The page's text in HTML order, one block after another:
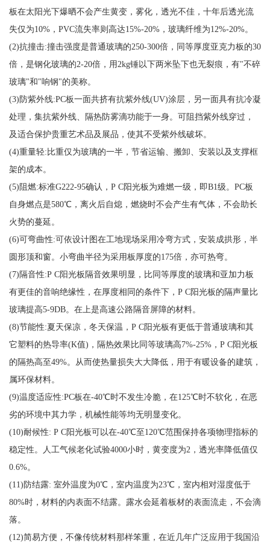
板在太阳光下爆晒不会产生黄变，雾化，透光不佳，十年后透光流
失仅为10%，PVC流失率则高达15%-20%，玻璃纤维为12%-20%。
(2)抗撞击:撞击强度是普通玻璃的250-300倍，同等厚度亚克力板的30
倍，是钢化玻璃的2-20倍，用2kg锤以下两米坠下也无裂痕，有"不碎
玻璃"和"响钢"的美称。
(3)防紫外线:PC板一面共挤有抗紫外线(UV)涂层，另一面具有抗冷凝
处理，集抗紫外线、隔热防雾滴功能于一身。可阻挡紫外线穿过，
及适合保护贵重艺术品及展品，使其不受紫外线破坏。
(4)重量轻:比重仅为玻璃的一半，节省运输、搬卸、安装以及支撑框
架的成本。
(5)阻燃:标准G222-95确认，P C阳光板为难燃一级，即B1级。PC板
自身燃点是580℃，离火后自熄，燃烧时不会产生有气体，不会助长
火势的蔓延。
(6)可弯曲性:可依设计图在工地现场采用冷弯方式，安装成拱形，半
圆形顶和窗。小弯曲半径为采用板厚度的175倍，亦可热弯。
(7)隔音性:P C阳光板隔音效果明显，比同等厚度的玻璃和亚加力板
有更佳的音响绝缘性，在厚度相同的条件下，P C阳光板的隔声量比
玻璃提高5-9DB。在上是高速公路隔音屏障的材料。
(8)节能性:夏天保凉，冬天保温，P C阳光板有更低于普通玻璃和其
它塑料的热导率(K值)，隔热效果比同等玻璃高7%-25%，P C阳光板
的隔热高至49%。从而使热量损失大大降低，用于有暖设备的建筑，
属环保材料。
(9)温度适应性:PC板在-40℃时不发生冷脆，在125℃时不软化，在恶
劣的环境中其力学，机械性能等均无明显变化。
(10)耐候性: P C阳光板可以在-40℃至120℃范围保持各项物理指标的
稳定性。人工气候老化试验4000小时，黄变度为2，透光率降低值仅
0.6%。
(11)防结露: 室外温度为0℃，室内温度为23℃，室内相对湿度低于
80%时，材料的内表面不结露。露水会延着板材的表面流走，不会滴
落。
(12)简易方便，不像传统材料那样笨重，在近几年广泛应用于我国沿